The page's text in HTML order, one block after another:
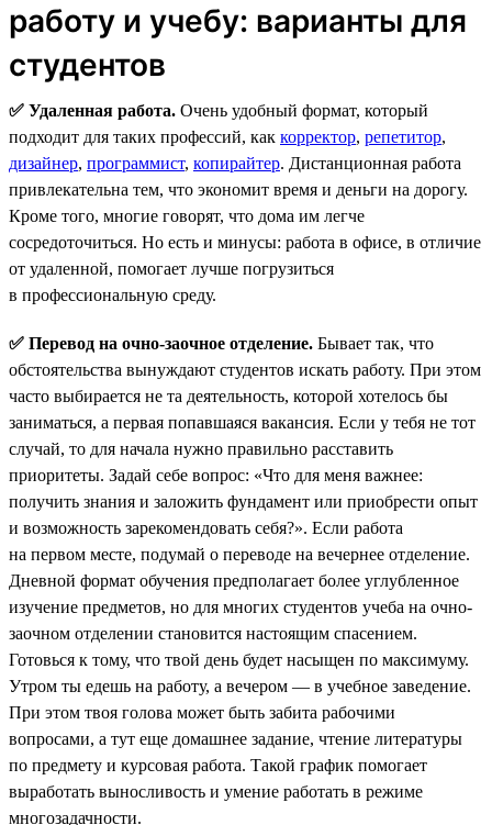
работу и учебу: варианты для
студентов
✅ Удаленная работа. Очень удобный формат, который
подходит для таких профессий, как корректор, репетитор,
дизайнер, программист, копирайтер. Дистанционная работа
привлекательна тем, что экономит время и деньги на дорогу.
Кроме того, многие говорят, что дома им легче
сосредоточиться. Но есть и минусы: работа в офисе, в отличие
от удаленной, помогает лучше погрузиться
в профессиональную среду.
✅ Перевод на очно-заочное отделение. Бывает так, что
обстоятельства вынуждают студентов искать работу. При этом
часто выбирается не та деятельность, которой хотелось бы
заниматься, а первая попавшаяся вакансия. Если у тебя не тот
случай, то для начала нужно правильно расставить
приоритеты. Задай себе вопрос: «Что для меня важнее:
получить знания и заложить фундамент или приобрести опыт
и возможность зарекомендовать себя?». Если работа
на первом месте, подумай о переводе на вечернее отделение.
Дневной формат обучения предполагает более углубленное
изучение предметов, но для многих студентов учеба на очно-
заочном отделении становится настоящим спасением.
Готовься к тому, что твой день будет насыщен по максимуму.
Утром ты едешь на работу, а вечером — в учебное заведение.
При этом твоя голова может быть забита рабочими
вопросами, а тут еще домашнее задание, чтение литературы
по предмету и курсовая работа. Такой график помогает
выработать выносливость и умение работать в режиме
многозадачности.